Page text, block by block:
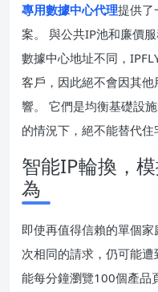
專用數據中心代理提供了
案。 與公共IP池和廉價
數據中心地址不同，
客戶，因此絕不會因其
響。 它們是均衡基礎設
的情況下，絕不能替代住
智能IP輪換，
為
即使再值得信賴的單個
次相同的請求，仍可能
能每分鐘瀏覽100個產品